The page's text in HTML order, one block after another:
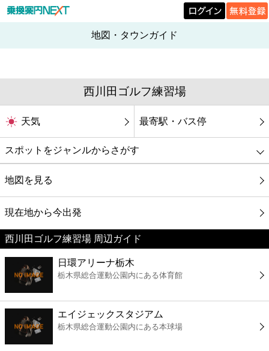
地図・タウンガイド
西川田ゴルフ練習場
天気 最寄駅・バス停
スポットをジャンルからさがす
グルメ
映画
美容
コンビニ
薬局
スーパー
地図を見る
現在地から今出発
西川田ゴルフ練習場 周辺ガイド
日環アリーナ栃木
栃木県総合運動公園内にある体育館
エイジェックスタジアム
栃木県総合運動公園内にある本球場